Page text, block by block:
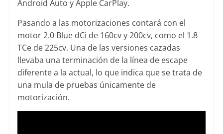
Android Auto y Apple CarPlay.
Pasando a las motorizaciones contará con el
motor 2.0 Blue dCi de 160cv y 200cv, como el 1.8
TCe de 225cv. Una de las versiones cazadas
llevaba una terminación de la línea de escape
diferente a la actual, lo que indica que se trata de
una mula de pruebas únicamente de
motorización.